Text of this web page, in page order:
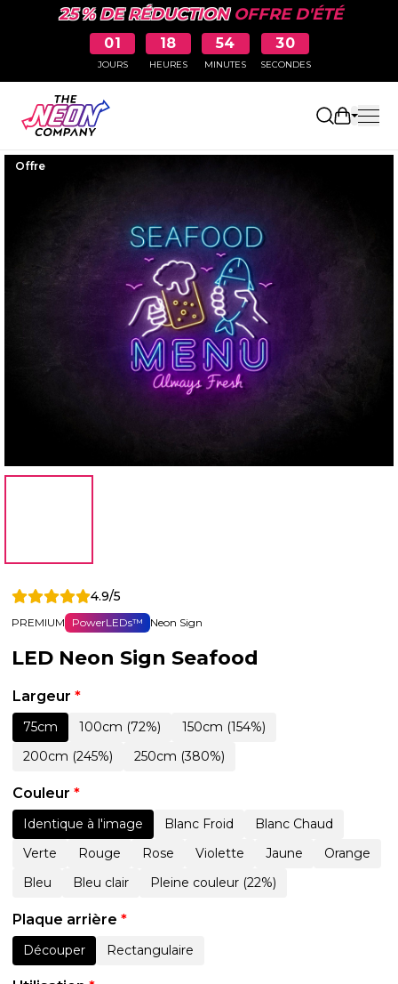
25 % DE RÉDUCTIONOFFRE D'ÉTÉ
01
JOURS
18
HEURES
54
MINUTES
29
SECONDES
Ouvrir
Offre
4.9/5
PREMIUM PowerLEDs™ Neon Sign
LED Neon Sign Seafood
Largeur *
75cm 100cm (72%)
150cm (154%)
200cm (245%)
250cm (380%)
Couleur *
Identique à l'image Blanc Froid
Blanc Chaud
Verte
Rouge Rose Violette Jaune
Orange
Bleu
Bleu clair Pleine couleur (22%)
Plaque arrière *
Découper Rectangulaire